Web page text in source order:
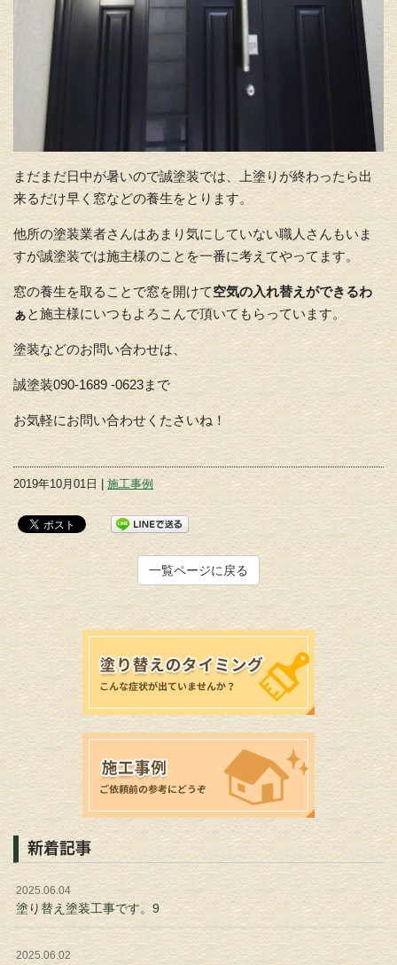
まだまだ日中が暑いので誠塗装では、上塗りが終わったら出
来るだけ早く窓などの養生をとります。
他所の塗装業者さんはあまり気にしていない職人さんもいま
すが誠塗装では施主様のことを一番に考えてやってます。
窓の養生を取ることで窓を開けて空気の入れ替えができるわ
ぁと施主様にいつもよろこんで頂いてもらっています。
塗装などのお問い合わせは、
誠塗装090-1689 -0623まで
お気軽にお問い合わせくたさいね！
2019年10月01日 |施工事例
一覧ページに戻る
新着記事
2025.06.04
塗り替え塗装工事です。9
2025.06.02